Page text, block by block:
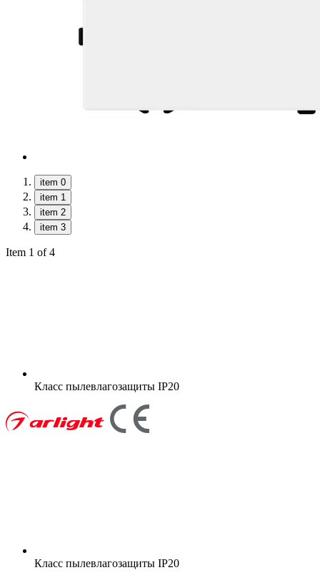
item 0
item 1
item 2
item 3
Item 1 of 4
Класс пылевлагозащиты IP20
Класс пылевлагозащиты IP20